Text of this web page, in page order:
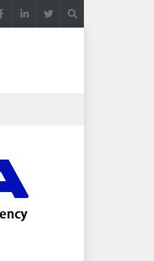
DRAGAN OSTOJIĆ: Moj karakter je iskovan